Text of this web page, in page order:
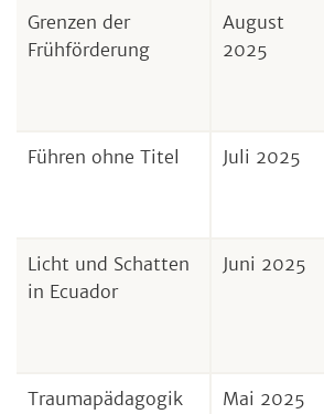
Grenzen der
Frühförderung
August
2025
Führen ohne Titel Juli 2025
Licht und Schatten
in Ecuador
Juni 2025
Traumapädagogik Mai 2025